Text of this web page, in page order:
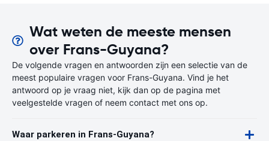
Wat weten de meeste mensen
over Frans-Guyana?
De volgende vragen en antwoorden zijn een selectie van de
meest populaire vragen voor Frans-Guyana. Vind je het
antwoord op je vraag niet, kijk dan op de pagina met
veelgestelde vragen of neem contact met ons op.
Waar parkeren in Frans-Guyana?